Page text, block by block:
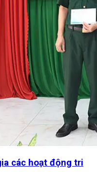
các hoạt động tri